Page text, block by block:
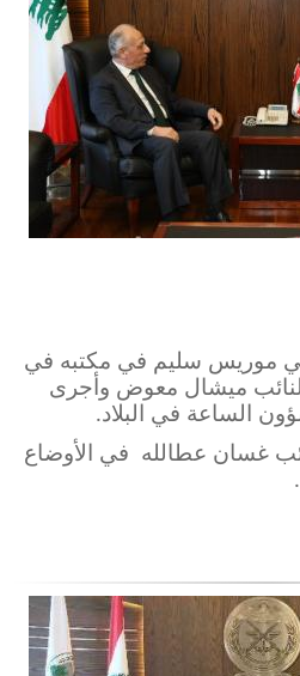
موريس سليم في مكتبه في
ميشال معوض وأجرى
الساعة في البلاد.
غسان عطالله في الأوضاع
.